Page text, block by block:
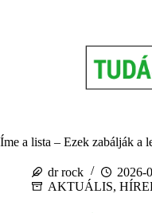
Íme a lista – Ezek zabálják a
dr rock
2026-
AKTUÁLIS,